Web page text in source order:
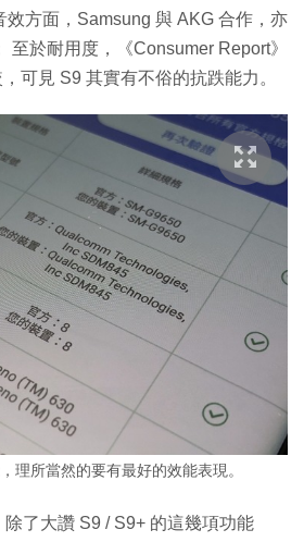
效方面，Samsung 與 AKG 合作，亦
至於耐用度，《Consumer Report》
可見 S9 其實有不俗的抗跌能力。
理所當然的要有最好的效能表現。
除了大讚 S9 / S9+ 的這幾項功能